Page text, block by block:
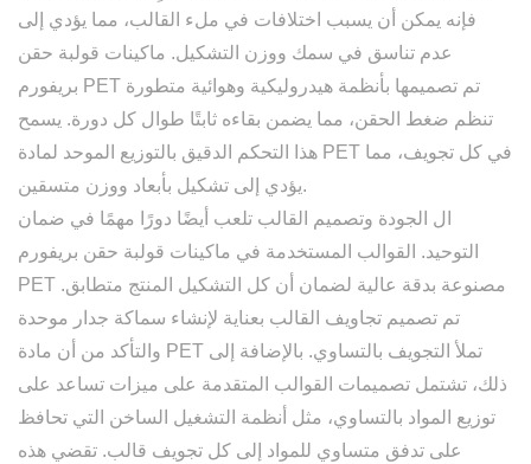
فإنه يمكن أن يسبب اختلافات في ملء القالب، مما يؤدي إلى
عدم تناسق في سمك ووزن التشكيل. ماكينات قولبة حقن
بريفورم PET تم تصميمها بأنظمة هيدروليكية وهوائية متطورة
تنظم ضغط الحقن، مما يضمن بقاءه ثابتًا طوال كل دورة. يسمح
هذا التحكم الدقيق بالتوزيع الموحد لمادة PET في كل تجويف، مما
يؤدي إلى تشكيل بأبعاد ووزن متسقين.
ال الجودة وتصميم القالب تلعب أيضًا دورًا مهمًا في ضمان
التوحيد. القوالب المستخدمة في ماكينات قولبة حقن بريفورم
PET مصنوعة بدقة عالية لضمان أن كل التشكيل المنتج متطابق.
تم تصميم تجاويف القالب بعناية لإنشاء سماكة جدار موحدة
والتأكد من أن مادة PET تملأ التجويف بالتساوي. بالإضافة إلى
ذلك، تشتمل تصميمات القوالب المتقدمة على ميزات تساعد على
توزيع المواد بالتساوي، مثل أنظمة التشغيل الساخن التي تحافظ
على تدفق متساوي للمواد إلى كل تجويف قالب. تقضي هذه